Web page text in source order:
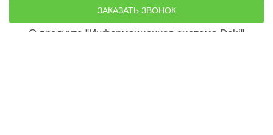
Руководство пользователя
О продукте "Информационная система Doki"